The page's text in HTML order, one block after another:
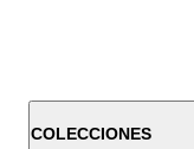
COLECCIONES